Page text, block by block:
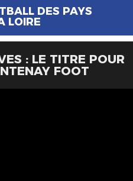
DES PAYS
LOIRE
: LE TITRE POUR
FOOT